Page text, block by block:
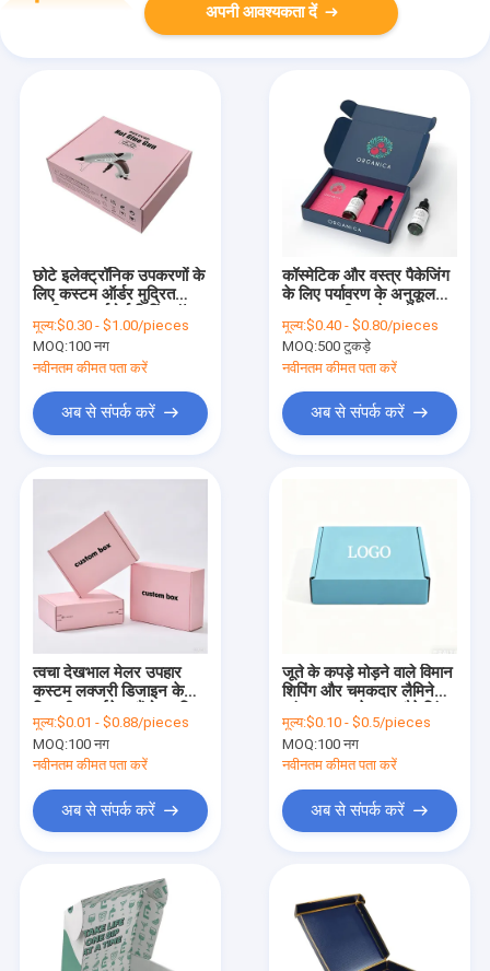
उत्पाद
हमारे बारे में
अपनी आवश्यकता दें
छोटे इलेक्ट्रॉनिक उपकरणों के
लिए कस्टम ऑर्डर मुद्रित
मूल्य:$0.30 - $1.00/pieces
MOQ:100 नग
नवीनतम कीमत पता करें
अब से संपर्क करें
कॉस्मेटिक और वस्त्र पैकेजिंग
के लिए पर्यावरण के अनुकूल
मूल्य:$0.40 - $0.80/pieces
MOQ:500 टुकड़े
नवीनतम कीमत पता करें
अब से संपर्क करें
त्वचा देखभाल मेलर उपहार
कस्टम लक्जरी डिजाइन के
नालीदार कार्डबोर्ड बॉक्स
मूल्य:$0.01 - $0.88/pieces
MOQ:100 नग
नवीनतम कीमत पता करें
अब से संपर्क करें
जूते के कपड़े मोड़ने वाले विमान
शिपिंग और चमकदार लैमिनेशन
के लिए कस्टम नालीदार पेपर
बॉक्स
मूल्य:$0.10 - $0.5/pieces
MOQ:100 नग
नवीनतम कीमत पता करें
अब से संपर्क करें